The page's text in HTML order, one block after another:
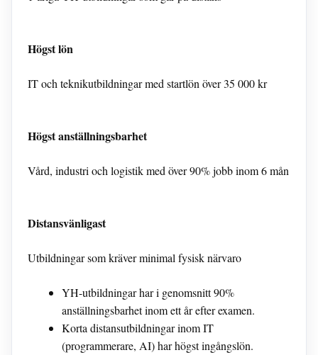
Högst lön
IT och teknikutbildningar med startlön över 35 000 kr
Högst anställningsbarhet
Vård, industri och logistik med över 90% jobb inom 6 mån
Distansvänligast
Utbildningar som kräver minimal fysisk närvaro
YH-utbildningar har i genomsnitt 90%
anställningsbarhet inom ett år efter examen.
Korta distansutbildningar inom IT
(programmerare, AI) har högst ingångslön.